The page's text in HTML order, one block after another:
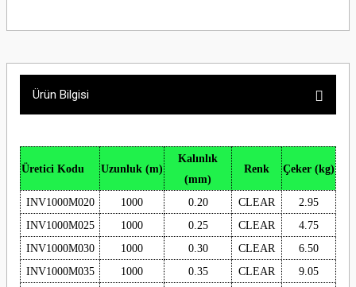
Ürün Bilgisi
Üretici Kodu Uzunluk (m)
Kalınlık
(mm)
Renk Çeker (kg)
INV1000M020 1000 0.20 CLEAR
2.95
INV1000M025
1000 0.25 CLEAR
4.75
INV1000M030
1000 0.30 CLEAR
6.50
INV1000M035
1000 0.35 CLEAR
9.05